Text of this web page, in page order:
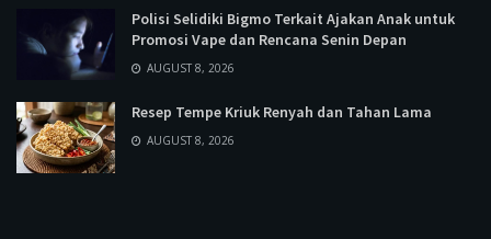
Polisi Selidiki Bigmo Terkait Ajakan Anak untuk
Promosi Vape dan Rencana Senin Depan
AUGUST 8, 2026
Resep Tempe Kriuk Renyah dan Tahan Lama
AUGUST 8, 2026